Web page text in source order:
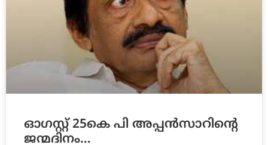
ഓഗസ്റ്റ് 25കെ പി അപ്പൻസാറിന്റെ
ജന്മദിനം…